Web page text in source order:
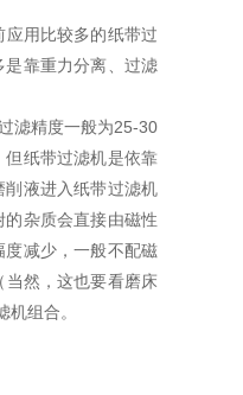
用比较多的纸带过
靠重力分离、过滤
滤精度一般为25-30
纸带过滤机是依靠
液进入纸带过滤机
杂质会直接由磁性
减少，一般不配磁
然，这也要看磨床
组合。